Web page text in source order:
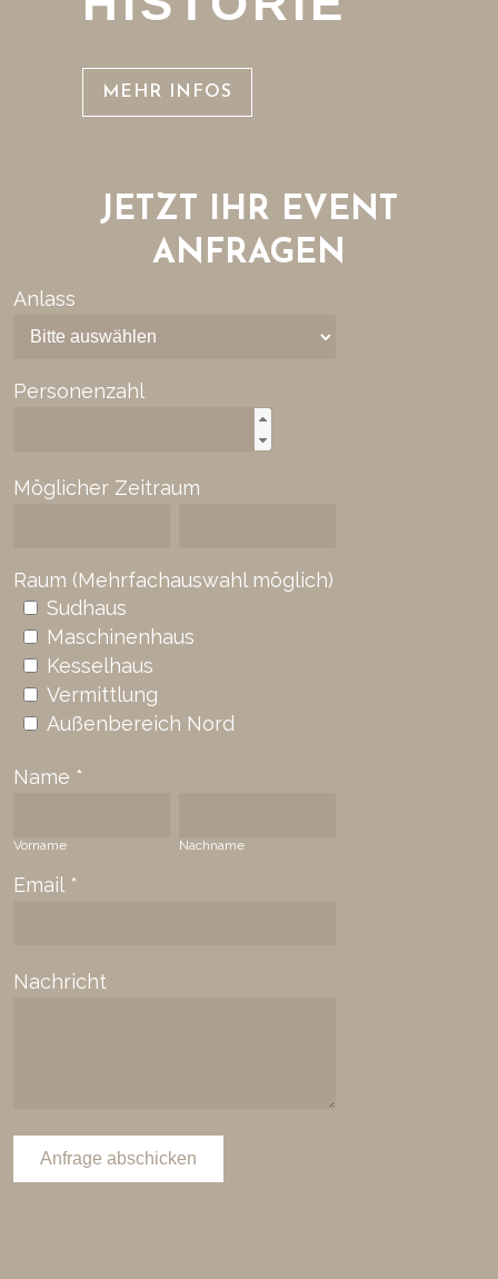
MEHR INFOS
JETZT IHR EVENT
ANFRAGEN
Anlass
Personenzahl
Möglicher Zeitraum
Raum (Mehrfachauswahl möglich)
Sudhaus
Maschinenhaus
Kesselhaus
Vermittlung
Außenbereich Nord
Name *
Vorname Nachname
Email *
Nachricht
Anfrage abschicken